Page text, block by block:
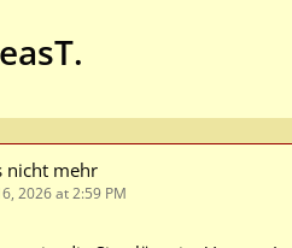
nicht mehr
2026 at 2:59 PM